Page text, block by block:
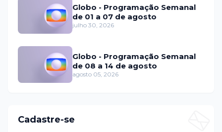
Globo - Programação Semanal
de 01 a 07 de agosto
julho 30, 2026
Globo - Programação Semanal
de 08 a 14 de agosto
agosto 05, 2026
Cadastre-se